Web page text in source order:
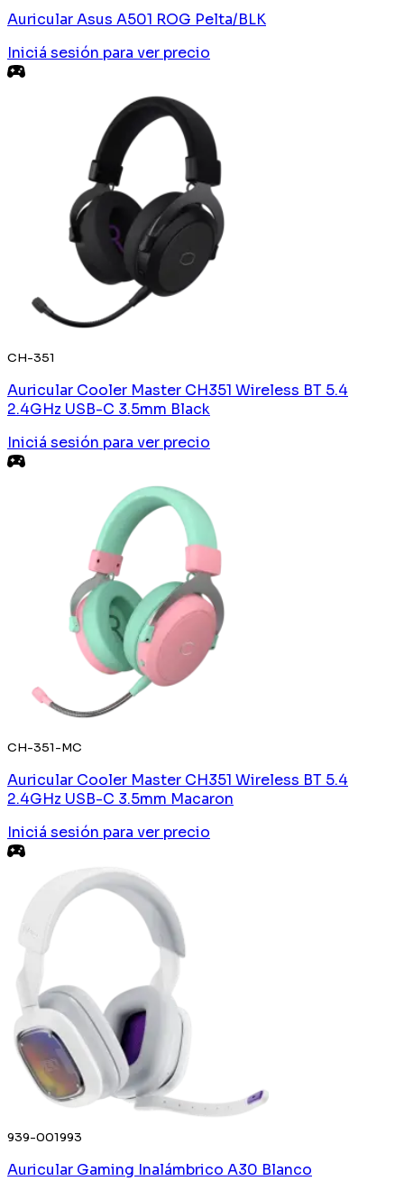
Auricular Asus A501 ROG Pelta/BLK
Iniciá sesión para ver precio
CH-351
Auricular Cooler Master CH351 Wireless BT 5.4
2.4GHz USB-C 3.5mm Black
Iniciá sesión para ver precio
CH-351-MC
Auricular Cooler Master CH351 Wireless BT 5.4
2.4GHz USB-C 3.5mm Macaron
Iniciá sesión para ver precio
939-001993
Auricular Gaming Inalámbrico A30 Blanco